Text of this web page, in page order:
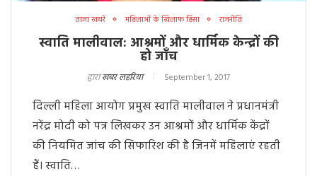
ताजा खबरें महिलाओं के खिलाफ हिंसा राजनीति
स्वाति मालीवाल: आश्रमों और धार्मिक केन्द्रों की
हो जाँच
द्वाराखबर लहरिया September 1, 2017
दिल्ली महिला आयोग प्रमुख स्वाति मालीवाल ने प्रधानमंत्री
नरेंद्र मोदी को पत्र लिखकर उन आश्रमों और धार्मिक केंद्रों
की नियमित जांच की सिफारिश की है जिनमें महिलाएं रहती
हैं। स्वाति…